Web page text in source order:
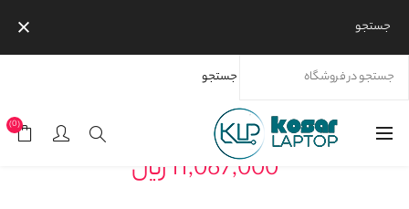
جستجو
جستجو
(0)
11,067,000 ریال